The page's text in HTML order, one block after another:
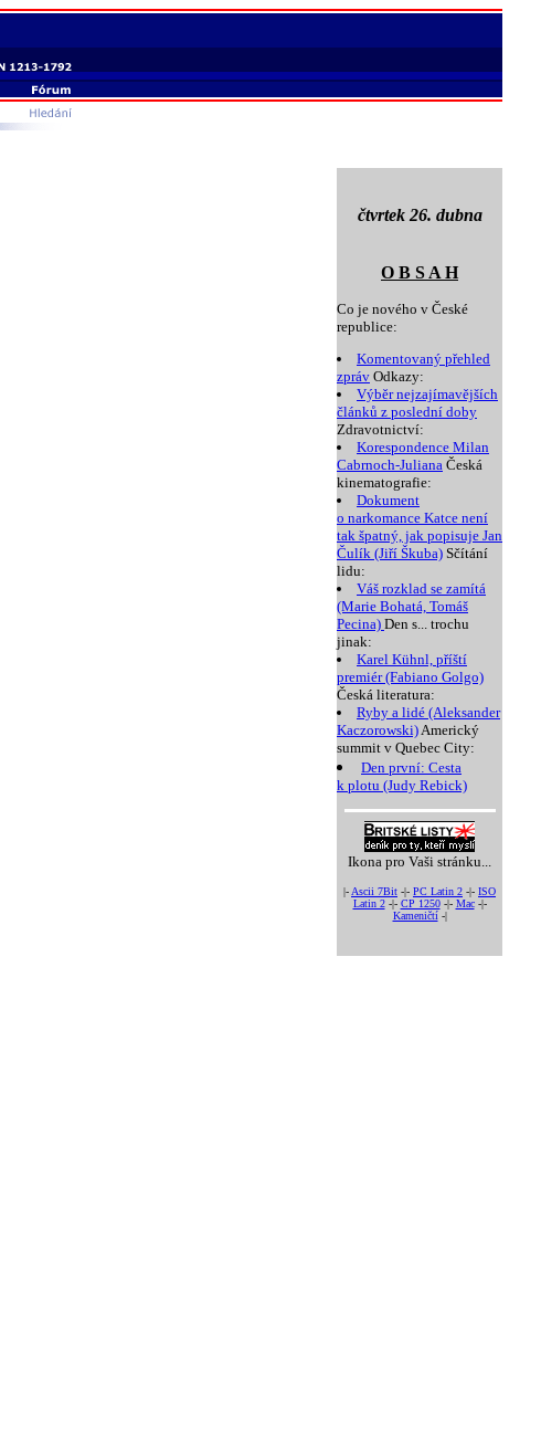
čtvrtek 26. dubna
O B S A H
Co je nového v České
republice:
Komentovaný přehled
zpráv Odkazy:
Výběr nejzajímavějších
článků z poslední doby
Zdravotnictví:
Korespondence Milan
Cabrnoch-Juliana Česká
kinematografie:
Dokument
o narkomance Katce není
tak špatný, jak popisuje Jan
Čulík (Jiří Škuba) Sčítání
lidu:
Váš rozklad se zamítá
(Marie Bohatá, Tomáš
Pecina) Den s... trochu
jinak:
Karel Kühnl, příští
premiér (Fabiano Golgo)
Česká literatura:
Ryby a lidé (Aleksander
Kaczorowski)Americký
summit v Quebec City:
Den první: Cesta
k plotu (Judy Rebick)
Ikona pro Vaši stránku...
|- Ascii 7Bit -|- PC Latin 2 -|- ISO
Latin 2-|- CP 1250-|- Mac-|-
Kameničtí-|